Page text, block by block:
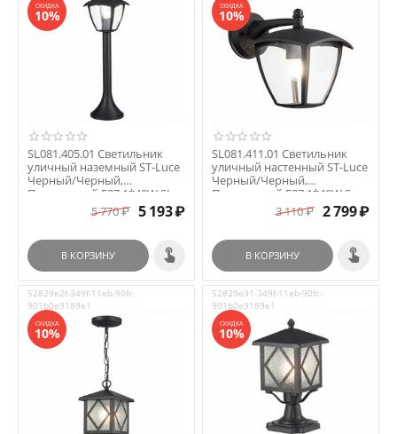
СКИДКА
10%
SL081.405.01 Светильник
уличный наземный ST-Luce
Черный/Черный,
Прозрачный E27 1*40W SI...
5 770₽ 5 193₽
В КОРЗИНУ
СКИДКА
10%
SL081.411.01 Светильник
уличный настенный ST-Luce
Черный/Черный,
Прозрачный E27 1*40W S...
3 110₽ 2 799₽
В КОРЗИНУ
52829e2f-349f-11eb-90fc-
901b0e9189e1
СКИДКА
10%
52829e31-349f-11eb-90fc-
901b0e9189e1
СКИДКА
10%